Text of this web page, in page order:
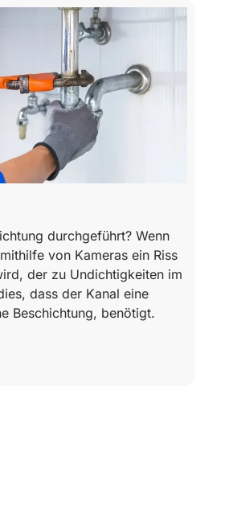
durchgeführt? Wenn
von Kameras ein Riss
der zu Undichtigkeiten im
dass der Kanal eine
Beschichtung, benötigt.